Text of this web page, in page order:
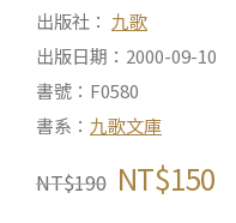
出版社： 九歌
出版日期：2000-09-10
書號：F0580
書系： 九歌文庫
NT$190 NT$150